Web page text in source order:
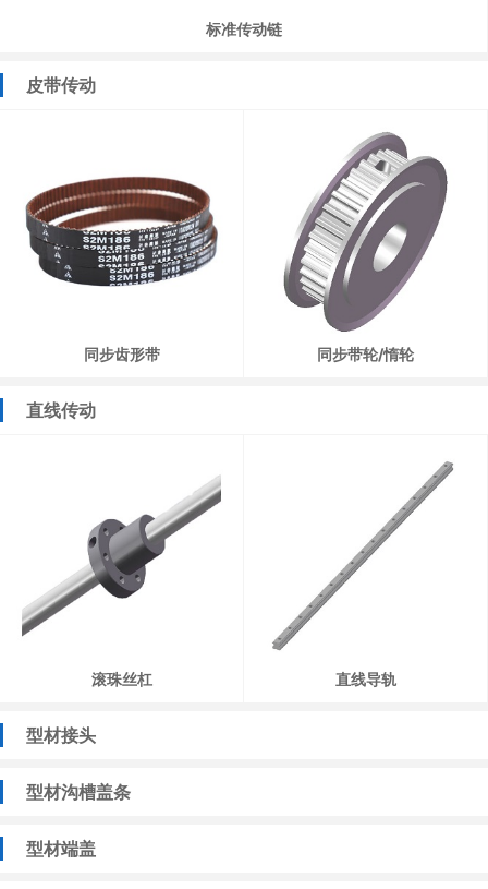
标准传动链
皮带传动
同步齿形带 同步带轮/惰轮
直线传动
滚珠丝杠 直线导轨
型材接头
型材沟槽盖条
型材端盖